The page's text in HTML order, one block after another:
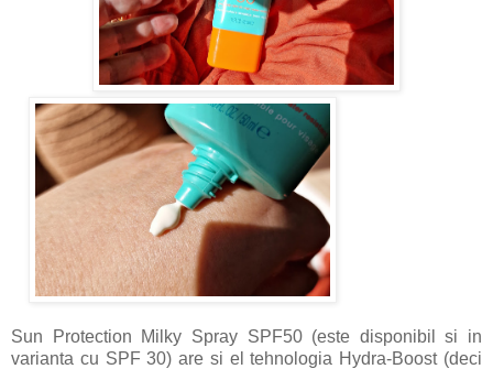
Sun Protection Milky Spray SPF50 (este disponibil si in
varianta cu SPF 30) are si el tehnologia Hydra-Boost (deci